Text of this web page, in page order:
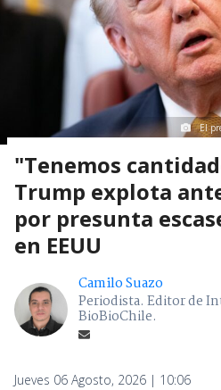
El
"Tenemos
Trump explota
por presunta
en EEUU
Camilo Suazo
Periodista. Editor de
BioBioChile.
Jueves 06 Agosto, 2026 | 10:06